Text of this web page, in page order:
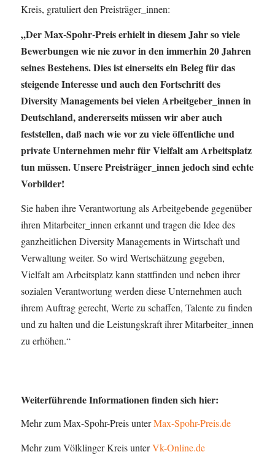
Kreis, gratuliert den Preisträger_innen:
„Der Max-Spohr-Preis erhielt in diesem Jahr so viele
Bewerbungen wie nie zuvor in den immerhin 20 Jahren
seines Bestehens. Dies ist einerseits ein Beleg für das
steigende Interesse und auch den Fortschritt des
Diversity Managements bei vielen Arbeitgeber_innen in
Deutschland, andererseits müssen wir aber auch
feststellen, daß nach wie vor zu viele öffentliche und
private Unternehmen mehr für Vielfalt am Arbeitsplatz
tun müssen. Unsere Preisträger_innen jedoch sind echte
Vorbilder!
Sie haben ihre Verantwortung als Arbeitgebende gegenüber
ihren Mitarbeiter_innen erkannt und tragen die Idee des
ganzheitlichen Diversity Managements in Wirtschaft und
Verwaltung weiter. So wird Wertschätzung gegeben,
Vielfalt am Arbeitsplatz kann stattfinden und neben ihrer
sozialen Verantwortung werden diese Unternehmen auch
ihrem Auftrag gerecht, Werte zu schaffen, Talente zu finden
und zu halten und die Leistungskraft ihrer Mitarbeiter_innen
zu erhöhen.“
Weiterführende Informationen finden sich hier:
Mehr zum Max-Spohr-Preis unterMax-Spohr-Preis.de
Mehr zum Völklinger Kreis unterVk-Online.de